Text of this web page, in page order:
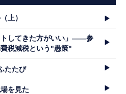
上）
トしてきた方がいい」――参
税減税という"愚策"
たたび
を見た